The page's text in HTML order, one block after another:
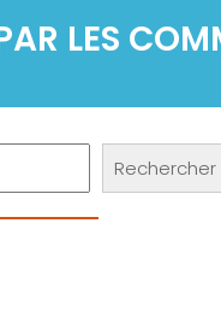
LES
Rechercher